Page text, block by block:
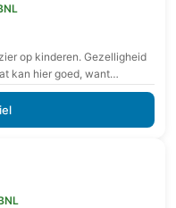
op kinderen. Gezelligheid
kan hier goed, want…